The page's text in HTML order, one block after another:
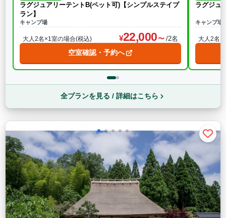
ラグジュアリーテントB(ペット可)【シンプルステイプ
ラン】
キャンプ場
大人2名×1室の場合(税込) 22,000 /2名
空室確認・予約へ
ラグジュ
キャンプ場
大人2名
全プランを見る / 詳細はこちら